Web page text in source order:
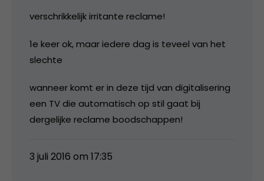
verschrikkelijk irritante reclame!
1e keer ok, maar iedere dag is teveel van het
slechte
wanneer komt er in deze tijd van digitalisering
een TV die automatisch op stil gaat bij
dergelijke reclame boodschappen!
3 juli 2016 om 17:35